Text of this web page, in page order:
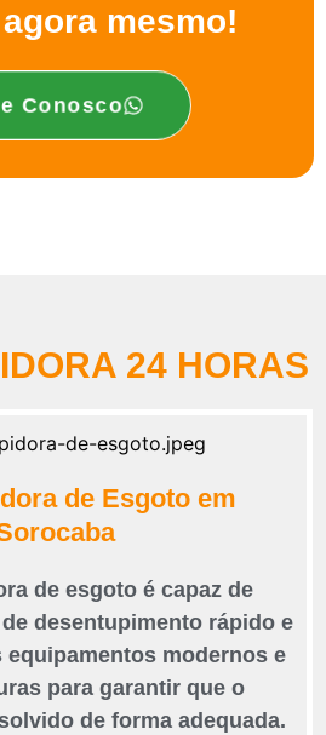
mesmo!
Conosco
24 HORAS
de Esgoto em
de esgoto é capaz de
desentupimento rápido e
modernos e
para garantir que o
de forma adequada.